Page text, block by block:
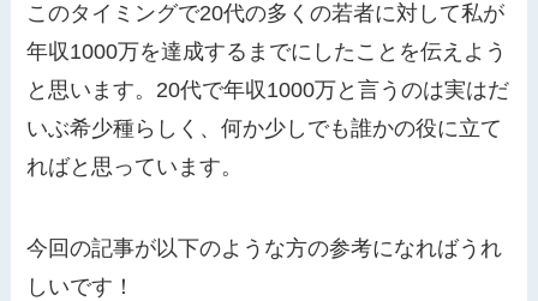
このタイミングで20代の多くの若者に対して私が
年収1000万を達成するまでにしたことを伝えよう
と思います。20代で年収1000万と言うのは実はだ
いぶ希少種らしく、何か少しでも誰かの役に立て
ればと思っています。
今回の記事が以下のような方の参考になればうれ
しいです！